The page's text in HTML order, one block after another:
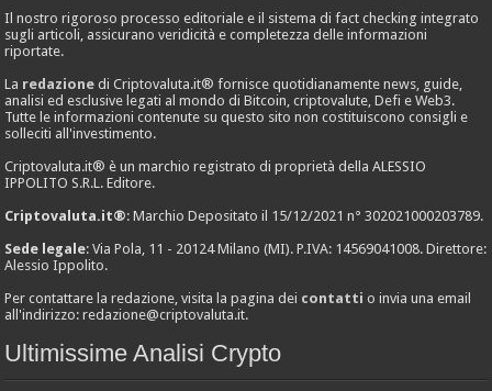
Il nostro rigoroso processo editoriale e il sistema di fact checking integrato
sugli articoli, assicurano veridicità e completezza delle informazioni
riportate.
La redazione di Criptovaluta.it® fornisce quotidianamente news, guide,
analisi ed esclusive legati al mondo di Bitcoin, criptovalute, Defi e Web3.
Tutte le informazioni contenute su questo sito non costituiscono consigli e
solleciti all'investimento.
Criptovaluta.it® è un marchio registrato di proprietà della ALESSIO
IPPOLITO S.R.L. Editore.
Criptovaluta.it®: Marchio Depositato il 15/12/2021 n° 302021000203789.
Sede legale: Via Pola, 11 - 20124 Milano (MI). P.IVA: 14569041008. Direttore:
Alessio Ippolito.
Per contattare la redazione, visita la pagina dei contatti o invia una email
all'indirizzo:redazione@criptovaluta.it.
Ultimissime Analisi Crypto